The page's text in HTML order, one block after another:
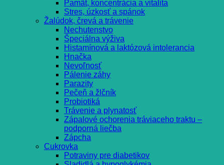
Pamät, koncentrácia a vitalita
Stres, úzkosť a spánok
Žalúdok, črevá a trávenie
Nechutenstvo
Špeciálna výživa
Histamínová a laktózová intolerancia
Hnačka
Nevoľnosť
Pálenie záhy
Parazity
Pečeň a žlčník
Probiotiká
Trávenie a plynatosť
Zápalové ochorenia tráviaceho traktu –
podporná liečba
Zápcha
Cukrovka
Potraviny pre diabetikov